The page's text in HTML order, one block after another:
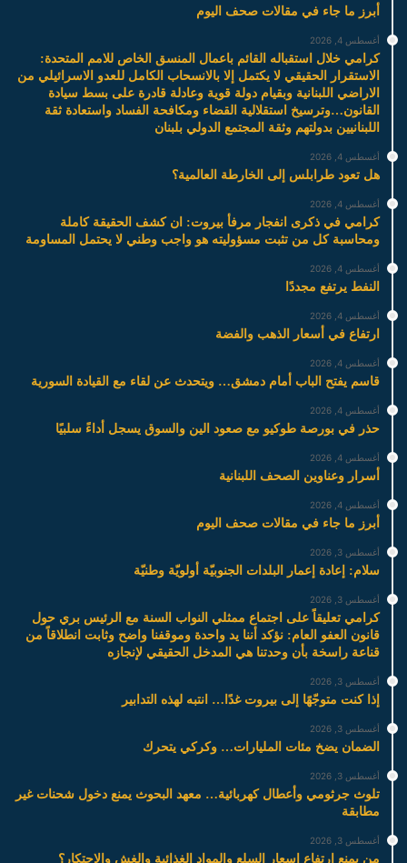
أبرز ما جاء في مقالات صحف اليوم
أغسطس 4, 2026
كرامي خلال استقباله القائم باعمال المنسق الخاص للامم المتحدة:
الاستقرار الحقيقي لا يكتمل إلا بالانسحاب الكامل للعدو الاسرائيلي من
الاراضي اللبنانية وبقيام دولة قوية وعادلة قادرة على بسط سيادة
القانون…وترسيخ استقلالية القضاء ومكافحة الفساد واستعادة ثقة
اللبنانيين بدولتهم وثقة المجتمع الدولي بلبنان
أغسطس 4, 2026
هل تعود طرابلس إلى الخارطة العالمية؟
أغسطس 4, 2026
كرامي في ذكرى انفجار مرفأ بيروت: ان كشف الحقيقة كاملة
ومحاسبة كل من تثبت مسؤوليته هو واجب وطني لا يحتمل المساومة
أغسطس 4, 2026
النفط يرتفع مجددًا
أغسطس 4, 2026
ارتفاع في أسعار الذهب والفضة
أغسطس 4, 2026
قاسم يفتح الباب أمام دمشق… ويتحدث عن لقاء مع القيادة السورية
أغسطس 4, 2026
حذر في بورصة طوكيو مع صعود الين والسوق يسجل أداءً سلبيًا
أغسطس 4, 2026
أسرار وعناوين الصحف اللبنانية
أغسطس 4, 2026
أبرز ما جاء في مقالات صحف اليوم
أغسطس 3, 2026
سلام: إعادة إعمار البلدات الجنوبيّة أولويّة وطنيّة
أغسطس 3, 2026
كرامي تعليقاً على اجتماع ممثلي النواب السنة مع الرئيس بري حول
قانون العفو العام: نؤكد أننا يد واحدة وموقفنا واضح وثابت انطلاقاً من
قناعة راسخة بأن وحدتنا هي المدخل الحقيقي لإنجازه
أغسطس 3, 2026
إذا كنت متوجّهًا إلى بيروت غدًا… انتبه لهذه التدابير
أغسطس 3, 2026
الضمان يضخ مئات المليارات… وكركي يتحرك
أغسطس 3, 2026
تلوث جرثومي وأعطال كهربائية… معهد البحوث يمنع دخول شحنات غير
مطابقة
أغسطس 3, 2026
من يمنع ارتفاع اسعار السلع والمواد الغذائية والغش والاحتكار؟